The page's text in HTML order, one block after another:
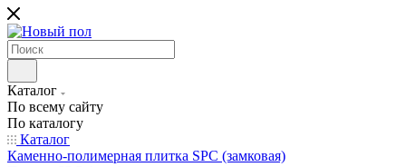
Каталог
По всему сайту
По каталогу
Каталог
Каменно-полимерная плитка SPC (замковая)